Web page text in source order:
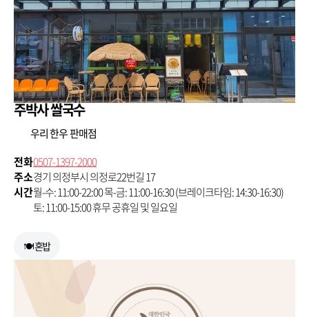
주박사 쌀국수
우리 한우 판매점
전화0507-1397-2000
주소경기 의정부시 의정로22번길 17
시간월-수: 11:00-22:00 목-금: 11:00-16:30 (브레이크타임: 14:30-16:30)
토: 11:00-15:00 휴무 공휴일 및 일요일
🍽 혼밥